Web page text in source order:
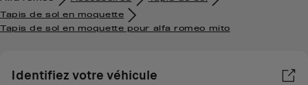
Tapis de sol en moquette
Tapis de sol en moquette pour alfa romeo mito
Identifiez votre véhicule